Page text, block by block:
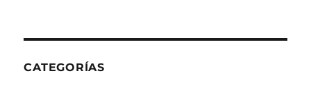
CATEGORÍAS